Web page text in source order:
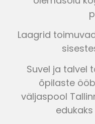
Laagrid
Suvel ja talvel
õpilaste
väljaspool